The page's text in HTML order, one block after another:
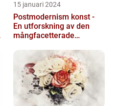
15 januari 2024
Postmodernism konst -
En utforskning av den
mångfacetterade